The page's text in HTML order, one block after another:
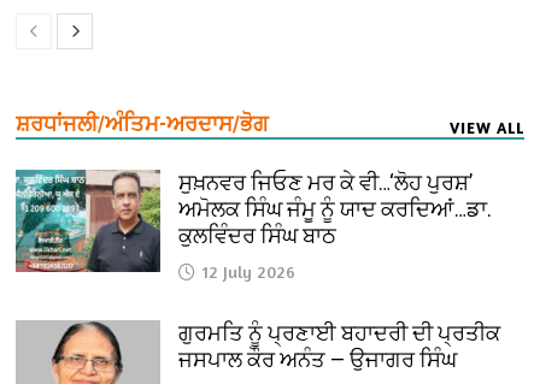
ਸ਼ਰਧਾਂਜਲੀ/ਅੰਤਿਮ-ਅਰਦਾਸ/ਭੋਗ VIEW ALL
ਸੁਖ਼ਨਵਰ ਜਿਓਣ ਮਰ ਕੇ ਵੀ…‘ਲੋਹ ਪੁਰਸ਼’
ਅਮੋਲਕ ਸਿੰਘ ਜੰਮੂ ਨੂੰ ਯਾਦ ਕਰਦਿਆਂ…ਡਾ.
ਕੁਲਵਿੰਦਰ ਸਿੰਘ ਬਾਠ
12 July 2026
ਗੁਰਮਤਿ ਨੂੰ ਪ੍ਰਣਾਈ ਬਹਾਦਰੀ ਦੀ ਪ੍ਰਤੀਕ
ਜਸਪਾਲ ਕੌਰ ਅਨੰਤ — ਉਜਾਗਰ ਸਿੰਘ